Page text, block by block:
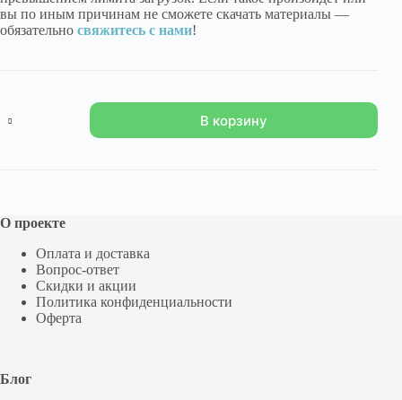
вы по иным причинам не сможете скачать материалы —
обязательно свяжитесь с нами!
товара
В корзину
О проекте
Оплата и доставка
Вопрос-ответ
Скидки и акции
Политика конфиденциальности
Оферта
Блог